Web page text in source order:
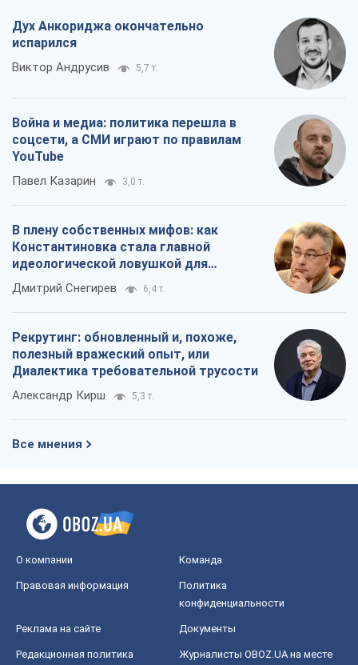
Дух Анкориджа окончательно
испарился
Виктор Андрусив 5,7 т.
Война и медиа: политика перешла в
соцсети, а СМИ играют по правилам
YouTube
Павел Казарин 3,0 т.
В плену собственных мифов: как
Константиновка стала главной
идеологической ловушкой для
российских оккупантов
Дмитрий Снегирев 6,4 т.
Рекрутинг: обновленный и, похоже,
полезный вражеский опыт, или
Диалектика требовательной трусости
Александр Кирш 5,3 т.
Все мнения
О компании Команда
Правовая информация
Политика
конфиденциальности
Реклама на сайте Документы
Редакционная политика
Журналисты OBOZ.UA на месте